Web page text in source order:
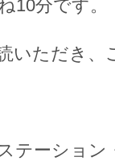
10分です。
いただき
テーショ